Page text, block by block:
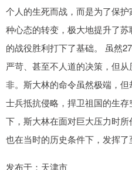
个人的生死而战，而是为了保
种心态的转变，极大地提升了
的战役胜利打下了基础。 虽然
严苛、甚至不人道的决策，但
非。斯大林的命令虽然极端，
士兵抵抗侵略，捍卫祖国的生
下，斯大林在面对巨大压力时
也在当时的历史条件下，发挥了
发布于：天津市